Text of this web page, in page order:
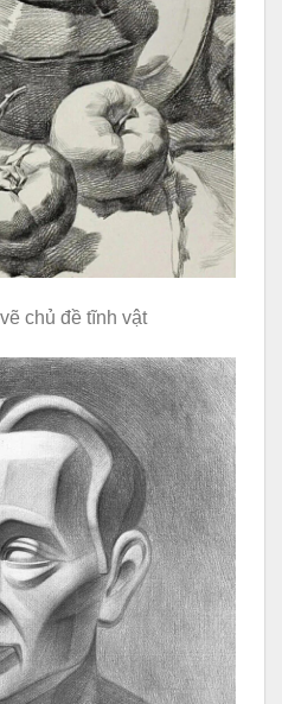
chủ đề tĩnh vật